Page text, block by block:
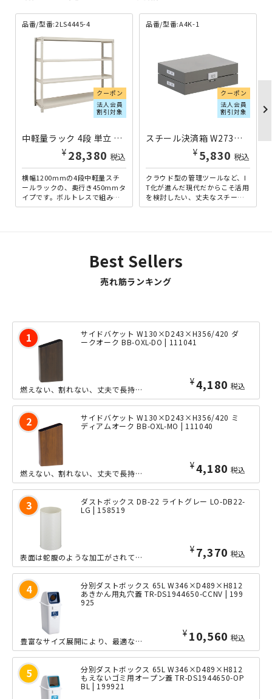
品番/型番:2LS4445-4
クーポン
法人会員
割引対象
中軽量ラック 4段 単立 H1200×W1200×D450 2LS4445-4 | 613109
¥ 28,380 税込
横幅1200mmの4段中軽量スチ
ールラックの、奥行き450mmタ
イプです。ボルトレスで組み立
てられる手軽さと、多目的な用
品番/型番:A4K-1
クーポン
法人会員
割引対象
スチール決済箱 W273×D364×H121 A4K-1 | 590150
¥ 5,830 税込
クラウド型の管理ツールなど、I
T化が進んだ現代だからこそ活用
を検討したい、丈夫なスチール
製の決済箱です。蝶番で繋がっ
chevron_right
Best Sellers
売れ筋ランキング
サイドバケット W130×D243×H356/420 ダ
ークオーク BB-OXL-DO | 111041
¥4,180 税込
燃えない、割れない、丈夫で長持ちする、日本製スチールバケットです。幅130mmの...
サイドバケット W130×D243×H356/420 ミ
ディアムオーク BB-OXL-MO | 111040
¥4,180 税込
燃えない、割れない、丈夫で長持ちする、日本製スチールバケットです。幅130mmの...
ダストボックス DB-22 ライトグレー LO-DB22-
LG | 158519
¥ 7,370 税込
表面は蛇腹のような加工がされており、指紋等の汚れが目立ちにくいシンプルデザインの...
分別ダストボックス 65L W346×D489×H812
あきかん用丸穴蓋 TR-DS1944650-CCNV | 199
925
¥ 10,560 税込
豊富なサイズ展開により、最適なサイズをお選びいただける、容量65Lの分別ダストボ...
分別ダストボックス 65L W346×D489×H812
もえないゴミ用オープン蓋 TR-DS1944650-OP
BL | 199921